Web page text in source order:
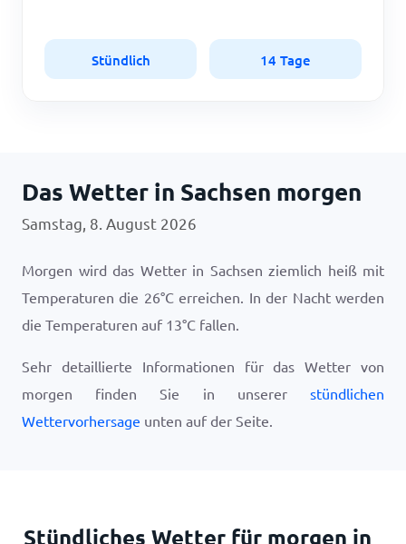
Stündlich 14 Tage
Das Wetter in Sachsen morgen
Samstag, 8. August 2026
Morgen wird das Wetter in Sachsen ziemlich heiß mit
Temperaturen die 26°Cerreichen. In der Nacht werden
die Temperaturen auf 13°C fallen.
Sehr detaillierte Informationen für das Wetter von
morgen finden Sie in unserer stündlichen
Wettervorhersage unten auf der Seite.
Stündliches Wetter für morgen in